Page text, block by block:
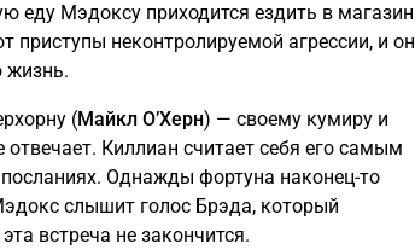
еду Мэдоксу приходится ездить в магазин
неконтролируемой агрессии, и он
жизнь.
(Майкл О’Херн) — своему кумиру и
Киллиан считает себя его самым
Однажды фортуна наконец-то
слышит голос Брэда, который
встреча не закончится.